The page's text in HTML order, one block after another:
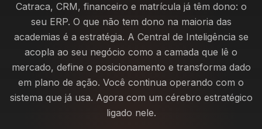
Catraca, CRM, financeiro e matrícula já têm dono: o
seu ERP. O que não tem dono na maioria das
academias é a estratégia. A Central de Inteligência se
acopla ao seu negócio como a camada que lê o
mercado, define o posicionamento e transforma dado
em plano de ação. Você continua operando com o
sistema que já usa. Agora com um cérebro estratégico
ligado nele.